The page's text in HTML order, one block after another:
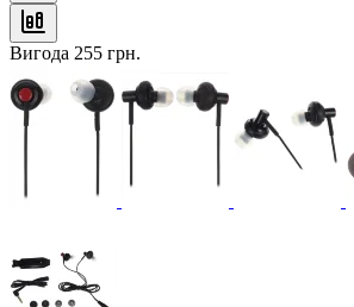
Вигода 255 грн.